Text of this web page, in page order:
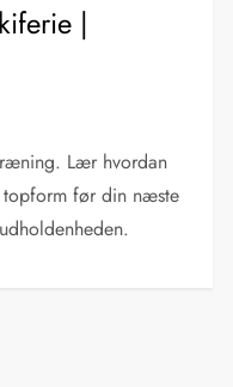
|
Lær hvordan
før din næste